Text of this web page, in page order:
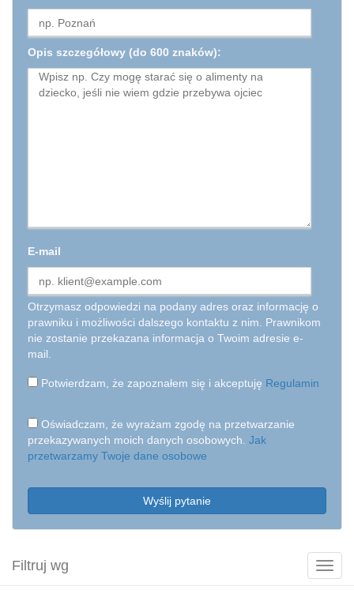
Pokaż
filtry
Filtruj wg
Opis szczegółowy (do 600 znaków):
E-mail
Otrzymasz odpowiedzi na podany adres oraz informację o
prawniku i możliwości dalszego kontaktu z nim. Prawnikom
nie zostanie przekazana informacja o Twoim adresie e-
mail.
Potwierdzam, że zapoznałem się i akceptuję Regulamin
Oświadczam, że wyrażam zgodę na przetwarzanie
przekazywanych moich danych osobowych. Jak
przetwarzamy Twoje dane osobowe
Wyślij pytanie